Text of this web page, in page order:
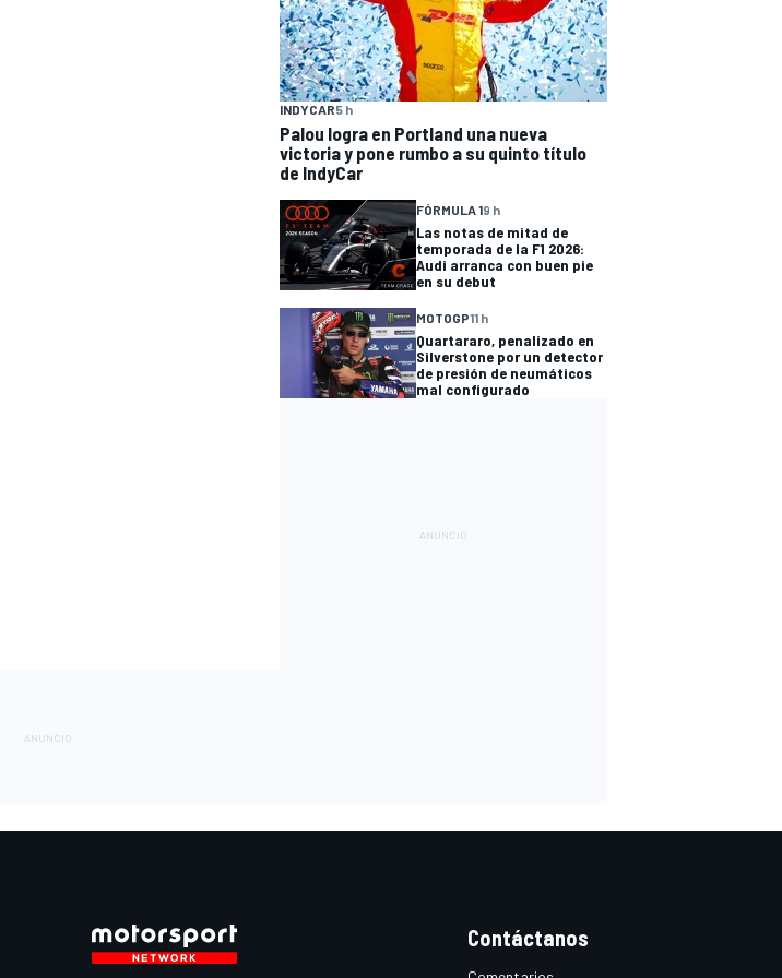
INDYCAR5 h
Palou logra en Portland una nueva
victoria y pone rumbo a su quinto título
de IndyCar
FÓRMULA 19 h
Las notas de mitad de
temporada de la F1 2026:
Audi arranca con buen pie
en su debut
MOTOGP11 h
Quartararo, penalizado en
Silverstone por un detector
de presión de neumáticos
mal configurado
Contáctanos